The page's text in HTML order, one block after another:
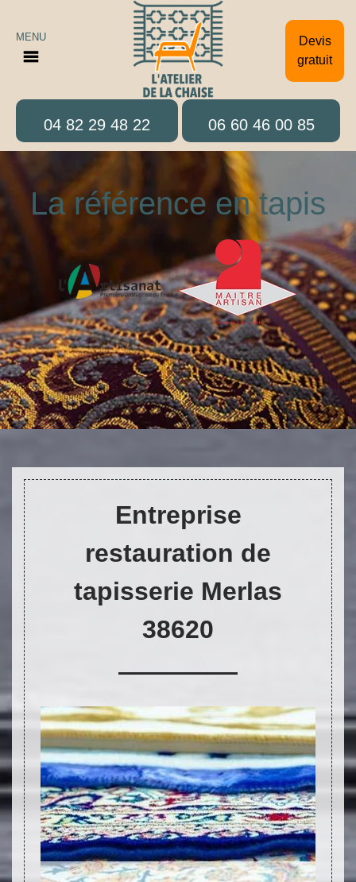
Devis
gratuit
MENU
04 82 29 48 22 06 60 46 00 85
La référence en tapis
NETTOYAGE ARTISANAL - TAPIS DE
TOUTES ORIGINES ET TOUTES
DIMENSIONS
Entreprise
restauration de
tapisserie Merlas
38620